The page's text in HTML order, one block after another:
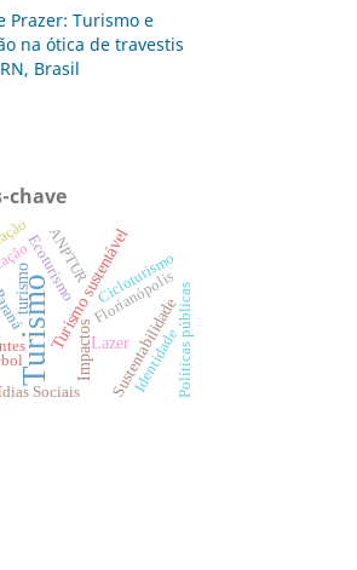
Prazer: Turismo e
na ótica de travestis
Brasil
chave
TurismoTurismo sustentável
turismo
ImpactosLazer
Sustentabilidade
Ecoturismo Florianópolis
Sociais Políticas públicas
Identidade
ANPTURCicloturismo